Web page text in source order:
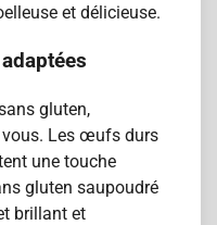
et délicieuse.
gluten,
Les œufs durs
une touche
gluten saupoudré
brillant et